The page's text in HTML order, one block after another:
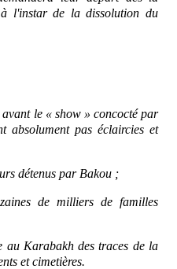
l'instar de la dissolution du
le « show » concocté par
absolument pas éclaircies et
détenus par Bakou ;
de milliers de familles
au Karabakh des traces de la
et cimetières.